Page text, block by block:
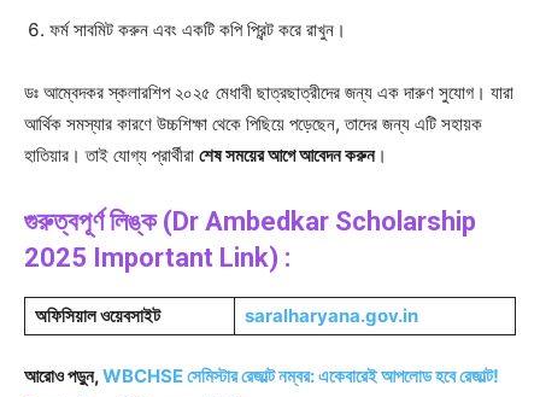
ফর্ম সাবমিট করুন এবং একটি কপি প্রিন্ট করে রাখুন।
ডঃ আম্বেদকর স্কলারশিপ ২০২৫ মেধাবী ছাত্রছাত্রীদের জন্য এক দারুণ সুযোগ। যারা
আর্থিক সমস্যার কারণে উচ্চশিক্ষা থেকে পিছিয়ে পড়েছেন, তাদের জন্য এটি সহায়ক
হাতিয়ার। তাই যোগ্য প্রার্থীরা শেষ সময়ের আগে আবেদন করুন।
গুরুত্বপূর্ণ লিঙ্ক (Dr Ambedkar Scholarship
2025 Important Link) :
অফিসিয়াল ওয়েবসাইট saralharyana.gov.in
আরোও পড়ুন,WBCHSE সেমিস্টার রেজাল্ট নম্বর: একেবারেই আপলোড হবে রেজাল্ট!